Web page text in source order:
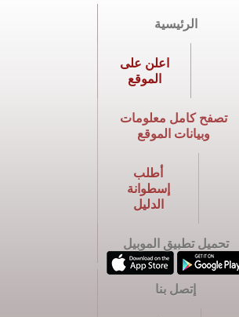
الرئيسية
اعلن على
الموقع
تصفح كامل معلومات
وبيانات الموقع
أطلب
إسطوانة
الدليل
تحميل تطبيق الموبيل
إتصل بنا